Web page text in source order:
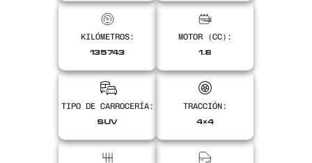
Encontranos en
KILÓMETROS:
135743
MOTOR (CC):
1.8
TIPO DE CARROCERÍA:
SUV
TRACCIÓN:
4×4